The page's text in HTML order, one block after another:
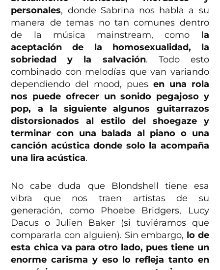
personales, donde Sabrina nos habla a su
manera de temas no tan comunes dentro
de la música mainstream, como la
aceptación de la homosexualidad, la
sobriedad y la salvación. Todo esto
combinado con melodías que van variando
dependiendo del mood, pues en una rola
nos puede ofrecer un sonido pegajoso y
pop, a la siguiente algunos guitarrazos
distorsionados al estilo del shoegaze y
terminar con una balada al piano o una
canción acústica donde solo la acompaña
una lira acústica.
No cabe duda que Blondshell tiene esa
vibra que nos traen artistas de su
generación, como Phoebe Bridgers, Lucy
Dacus o Julien Baker (si tuviéramos que
compararla con alguien). Sin embargo, lo de
esta chica va para otro lado, pues tiene un
enorme carisma y eso lo refleja tanto en